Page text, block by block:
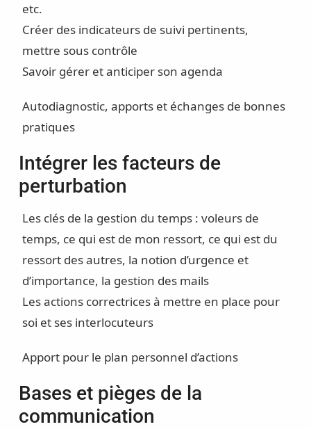
etc.
Créer des indicateurs de suivi pertinents,
mettre sous contrôle
Savoir gérer et anticiper son agenda
Autodiagnostic, apports et échanges de bonnes
pratiques
Intégrer les facteurs de
perturbation
Les clés de la gestion du temps : voleurs de
temps, ce qui est de mon ressort, ce qui est du
ressort des autres, la notion d’urgence et
d’importance, la gestion des mails
Les actions correctrices à mettre en place pour
soi et ses interlocuteurs
Apport pour le plan personnel d’actions
Bases et pièges de la
communication